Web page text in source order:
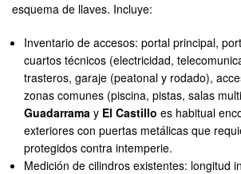
esquema de llaves. Incluye:
Inventario de accesos: portal principal,
cuartos técnicos (electricidad,
trasteros, garaje (peatonal y rodado),
zonas comunes (piscina, pistas, salas
Guadarrama y El Castillo es habitual
exteriores con puertas metálicas que
protegidos contra intemperie.
Medición de cilindros existentes: longitud